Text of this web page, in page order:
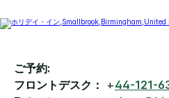
ご予約:
フロントデスク：
+44-121-